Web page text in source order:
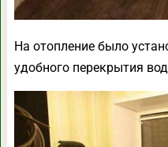
На отопление было
удобного перекрытия